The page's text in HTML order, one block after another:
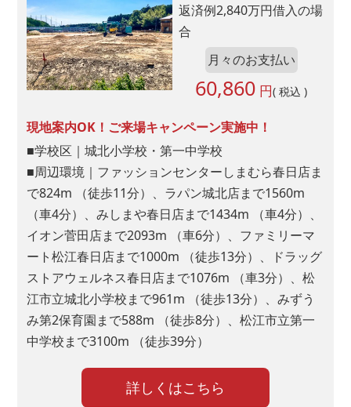
返済例2,840万円借入の場
合
月々のお支払い
60,860 円( 税込 )
現地案内OK！ご来場キャンペーン実施中！
■学校区｜城北小学校・第一中学校
■周辺環境｜ファッションセンターしまむら春日店ま
で824m （徒歩11分）、ラパン城北店まで1560m
（車4分）、みしまや春日店まで1434m （車4分）、
イオン菅田店まで2093m （車6分）、ファミリーマ
ート松江春日店まで1000m （徒歩13分）、ドラッグ
ストアウェルネス春日店まで1076m （車3分）、松
江市立城北小学校まで961m （徒歩13分）、みずう
み第2保育園まで588m （徒歩8分）、松江市立第一
中学校まで3100m （徒歩39分）
詳しくはこちら